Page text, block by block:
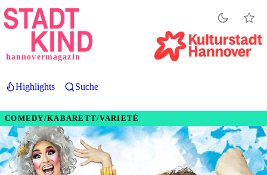
Direkt
zum
hannovermagazin
Highlights Suche
COMEDY/KABARETT/VARIETÉ